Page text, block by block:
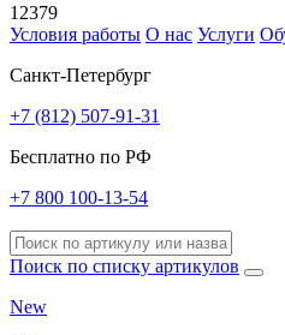
12379
Условия работы О нас Услуги
Санкт-Петербург
+7 (812) 507-91-31
Бесплатно по РФ
+7 800 100-13-54
Поиск по списку артикулов
New